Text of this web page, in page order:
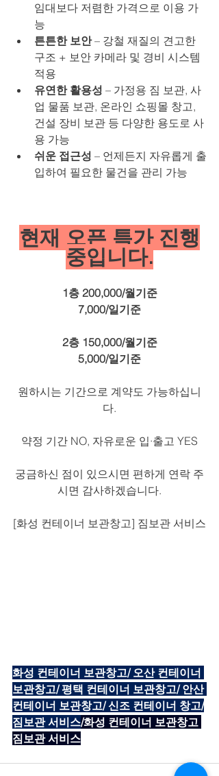
임대보다 저렴한 가격으로 이용 가
능
튼튼한 보안 – 강철 재질의 견고한
구조 + 보안 카메라 및 경비 시스템
적용
유연한 활용성 – 가정용 짐 보관, 사
업 물품 보관, 온라인 쇼핑몰 창고,
건설 장비 보관 등 다양한 용도로 사
용 가능
쉬운 접근성 – 언제든지 자유롭게 출
입하여 필요한 물건을 관리 가능
현재 오픈 특가 진행
중입니다.
1층 200,000/월기준
7,000/일기준
2층 150,000/월기준
5,000/일기준
원하시는 기간으로 계약도 가능하십니
다.
약정 기간 NO, 자유로운 입·출고 YES
궁금하신 점이 있으시면 편하게 연락 주
시면 감사하겠습니다.
[화성 컨테이너 보관창고] 짐보관 서비스
화성 컨테이너 보관창고/ 오산 컨테이너
보관창고/ 평택 컨테이너 보관창고/ 안산
컨테이너 보관창고/ 신조 컨테이너 창고/
짐보관 서비스/화성 컨테이너 보관창고
짐보관 서비스